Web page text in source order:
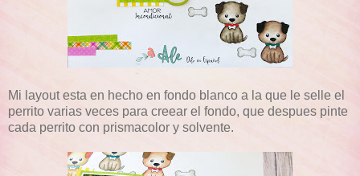
Mi layout esta en hecho en fondo blanco a la que le selle el
perrito varias veces para creear el fondo, que despues pinte
cada perrito con prismacolor y solvente.